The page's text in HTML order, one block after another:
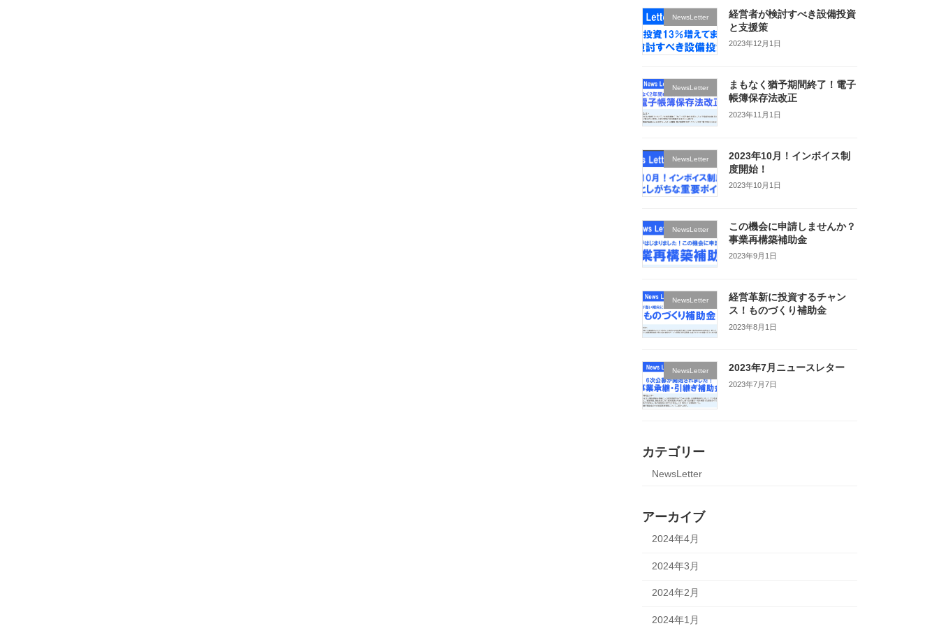
NewsLetter
経営者が検討すべき設備投資
と支援策
2023年12月1日
NewsLetter
まもなく猶予期間終了！電子
帳簿保存法改正
2023年11月1日
NewsLetter
2023年10月！インボイス制
度開始！
2023年10月1日
NewsLetter
この機会に申請しませんか？
事業再構築補助金
2023年9月1日
NewsLetter
経営革新に投資するチャン
ス！ものづくり補助金
2023年8月1日
NewsLetter 2023年7月ニュースレター
2023年7月7日
カテゴリー
NewsLetter
アーカイブ
2024年4月
2024年3月
2024年2月
2024年1月